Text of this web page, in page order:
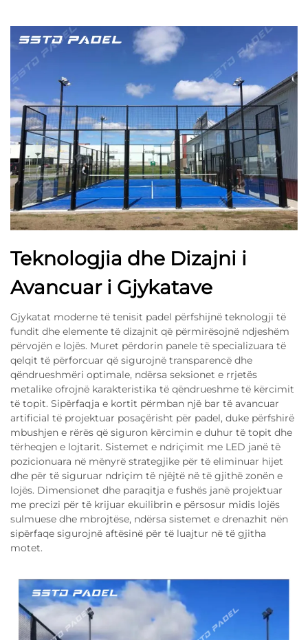
Teknologjia dhe Dizajni i
Avancuar i Gjykatave
Gjykatat moderne të tenisit padel përfshijnë teknologji të
fundit dhe elemente të dizajnit që përmirësojnë ndjeshëm
përvojën e lojës. Muret përdorin panele të specializuara të
qelqit të përforcuar që sigurojnë transparencë dhe
qëndrueshmëri optimale, ndërsa seksionet e rrjetës
metalike ofrojnë karakteristika të qëndrueshme të kërcimit
të topit. Sipërfaqja e kortit përmban një bar të avancuar
artificial të projektuar posaçërisht për padel, duke përfshirë
mbushjen e rërës që siguron kërcimin e duhur të topit dhe
tërheqjen e lojtarit. Sistemet e ndriçimit me LED janë të
pozicionuara në mënyrë strategjike për të eliminuar hijet
dhe për të siguruar ndriçim të njëjtë në të gjithë zonën e
lojës. Dimensionet dhe paraqitja e fushës janë projektuar
me precizi për të krijuar ekuilibrin e përsosur midis lojës
sulmuese dhe mbrojtëse, ndërsa sistemet e drenazhit nën
sipërfaqe sigurojnë aftësinë për të luajtur në të gjitha
motet.